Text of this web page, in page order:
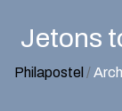
Jetons
Philapostel /